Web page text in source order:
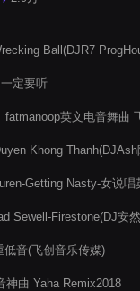
Ball(DJR7
定要听
英文电音舞曲
Khong
Getting Nasty-女说唱
Sewell-Firestone(DJ安
低音(飞创音乐传媒)
神曲 Yaha Remix2018